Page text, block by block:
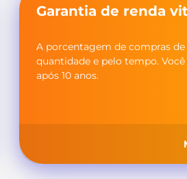
Garantia de renda
A porcentagem de compras
quantidade e pelo tempo.
após 10 anos.